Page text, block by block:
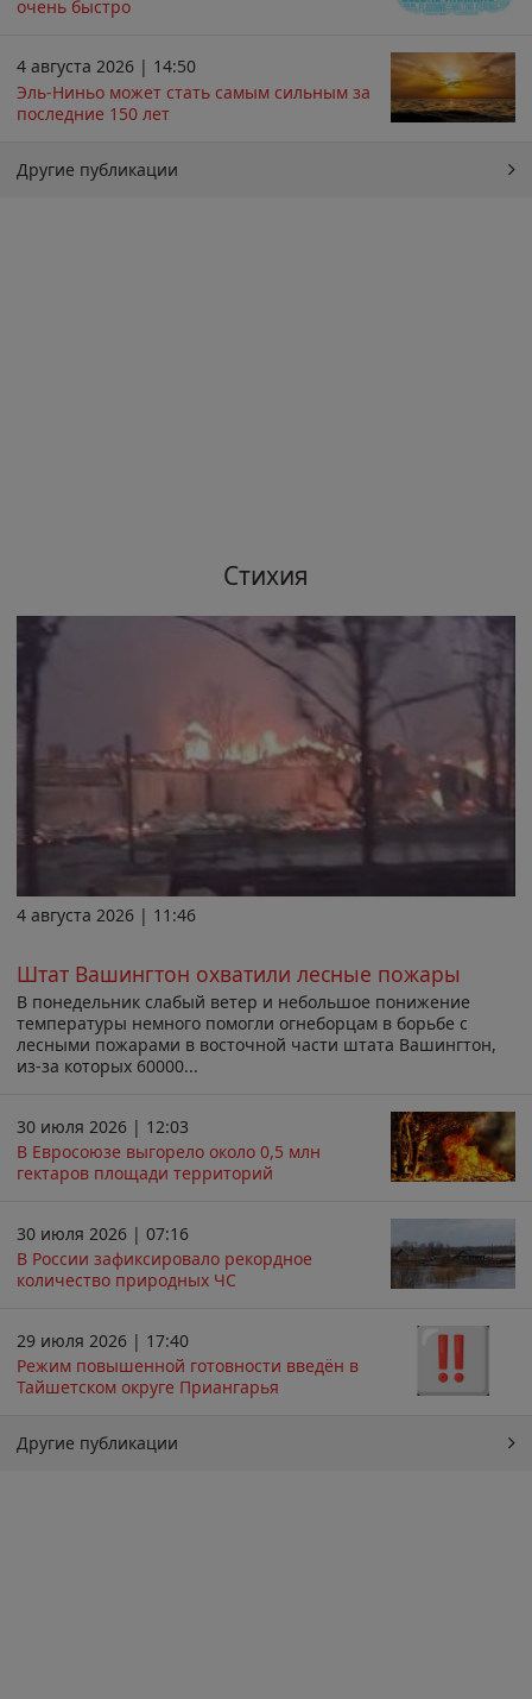
очень быстро
4 августа 2026 | 14:50
Эль-Ниньо может стать самым сильным за
последние 150 лет
Другие публикации
Стихия
4 августа 2026 | 11:46
Штат Вашингтон охватили лесные пожары
В понедельник слабый ветер и небольшое понижение
температуры немного помогли огнеборцам в борьбе с
лесными пожарами в восточной части штата Вашингтон,
из-за которых 60000...
30 июля 2026 | 12:03
В Евросоюзе выгорело около 0,5 млн
гектаров площади территорий
30 июля 2026 | 07:16
В России зафиксировало рекордное
количество природных ЧС
29 июля 2026 | 17:40
Режим повышенной готовности введён в
Тайшетском округе Приангарья
Другие публикации